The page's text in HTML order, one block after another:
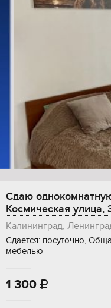
Сдаю
Космическая улица,
Калининград,
Сдается: посуточно,
мебелью
1 300 